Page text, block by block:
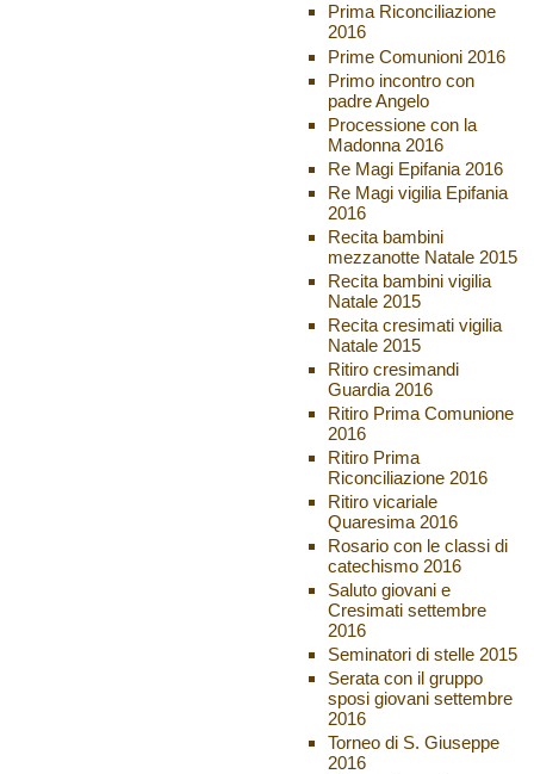
Prima Riconciliazione
2016
Prime Comunioni 2016
Primo incontro con
padre Angelo
Processione con la
Madonna 2016
Re Magi Epifania 2016
Re Magi vigilia Epifania
2016
Recita bambini
mezzanotte Natale 2015
Recita bambini vigilia
Natale 2015
Recita cresimati vigilia
Natale 2015
Ritiro cresimandi
Guardia 2016
Ritiro Prima Comunione
2016
Ritiro Prima
Riconciliazione 2016
Ritiro vicariale
Quaresima 2016
Rosario con le classi di
catechismo 2016
Saluto giovani e
Cresimati settembre
2016
Seminatori di stelle 2015
Serata con il gruppo
sposi giovani settembre
2016
Torneo di S. Giuseppe
2016